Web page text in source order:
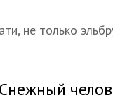
не только
Снежный